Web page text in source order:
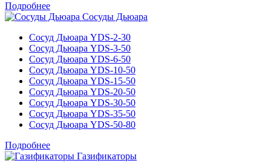
Подробнее
Сосуды Дьюара
Сосуд Дьюара YDS-2-30
Сосуд Дьюара YDS-3-50
Сосуд Дьюара YDS-6-50
Сосуд Дьюара YDS-10-50
Сосуд Дьюара YDS-15-50
Сосуд Дьюара YDS-20-50
Сосуд Дьюара YDS-30-50
Сосуд Дьюара YDS-35-50
Сосуд Дьюара YDS-50-80
Подробнее
Газификаторы